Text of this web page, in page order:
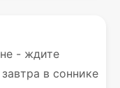
- ждите
в соннике